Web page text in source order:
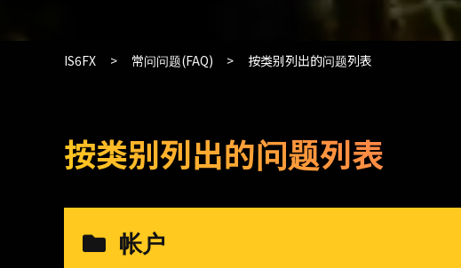
IS6FX 常问问题(FAQ) 按类别列出的问题列表
按类别列出的问题列表
帐户